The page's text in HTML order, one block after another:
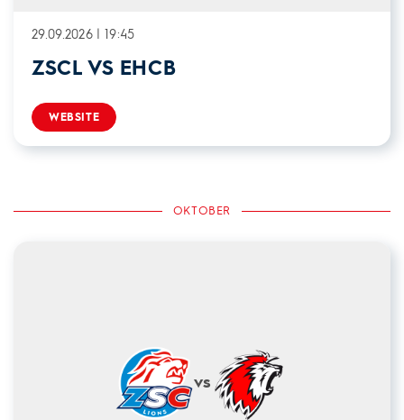
29.09.2026 | 19:45
ZSCL VS EHCB
WEBSITE
OKTOBER
vs